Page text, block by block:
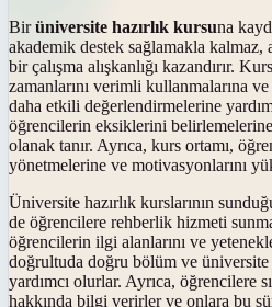
Birüniversite hazırlık kursuna
akademik destek sağlamakla kalmaz,
bir çalışma alışkanlığı kazandırır.
zamanlarını verimli kullanmalarına ve
daha etkili değerlendirmelerine
öğrencilerin eksiklerini
olanak tanır. Ayrıca, kurs ortamı,
yönetmelerine ve motivasyonlarını
Üniversite hazırlık kurslarının
de öğrencilere rehberlik hizmeti
öğrencilerin ilgi alanlarını ve
doğrultuda doğru bölüm ve üniversite
yardımcı olurlar. Ayrıca, öğrencilere
hakkında bilgi verirler ve onlara bu